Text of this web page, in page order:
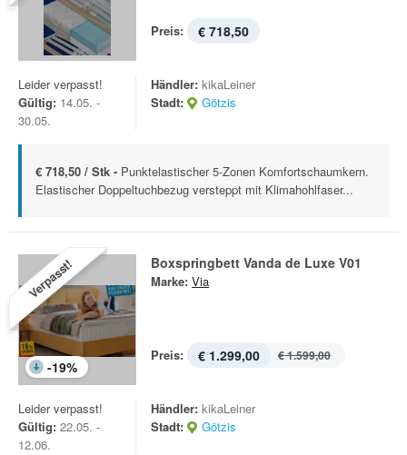
Preis: € 718,50
Leider verpasst!
Gültig: 14.05. -
30.05.
Händler: kikaLeiner
Stadt:
Götzis
€ 718,50 / Stk - Punktelastischer 5-Zonen Komfortschaumkern.
Elastischer Doppeltuchbezug versteppt mit Klimahohlfaser...
Verpasst!
-19%
Boxspringbett Vanda de Luxe V01
Marke: Via
Preis: € 1.299,00 € 1.599,00
Leider verpasst!
Gültig: 22.05. -
12.06.
Händler: kikaLeiner
Stadt:
Götzis